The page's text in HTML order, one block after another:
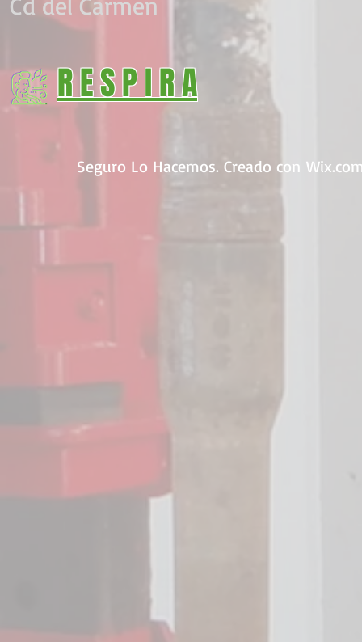
R E S P I R A
Seguro Lo Hacemos. Creado con